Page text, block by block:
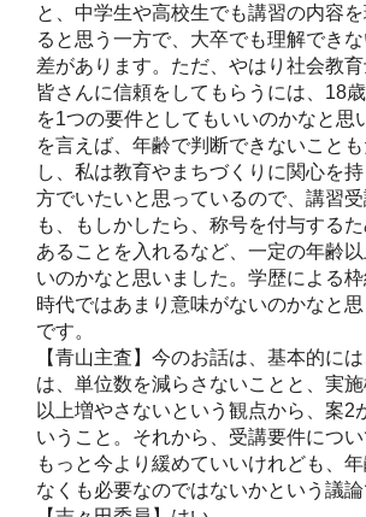
と、中学生や高校生でも講習の内容
ると思う一方で、大卒でも理解でき
差があります。ただ、やはり社会教育
皆さんに信頼をしてもらうには、18
を1つの要件としてもいいのかなと思
を言えば、年齢で判断できないこと
し、私は教育やまちづくりに関心を
方でいたいと思っているので、講習
も、もしかしたら、称号を付与する
あることを入れるなど、一定の年齢
いのかなと思いました。学歴による
時代ではあまり意味がないのかなと
です。
【青山主査】今のお話は、基本的に
は、単位数を減らさないことと、実
以上増やさないという観点から、案2
いうこと。それから、受講要件につ
もっと今より緩めていいけれども、
なくも必要なのではないかという議論